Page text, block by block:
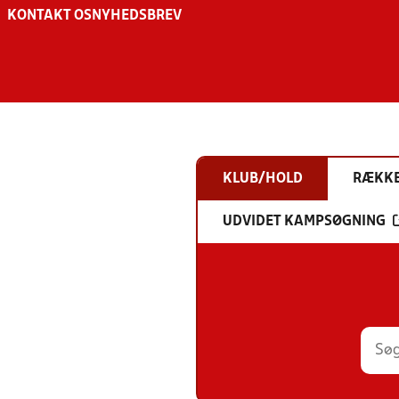
KONTAKT OS NYHEDSBREV
KLUB/HOLD
UDVIDET KAMPSØGNING